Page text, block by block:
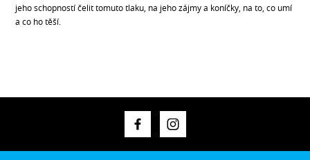
jeho schopností čelit tomuto tlaku, na jeho zájmy a koníčky, na to, co umí
a co ho těší.